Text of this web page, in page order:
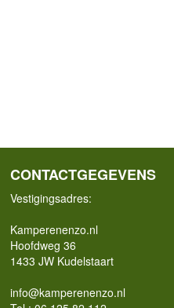
CONTACTGEGEVENS
Vestigingsadres:
Kamperenenzo.nl
Hoofdweg 36
1433 JW Kudelstaart
info@kamperenenzo.nl